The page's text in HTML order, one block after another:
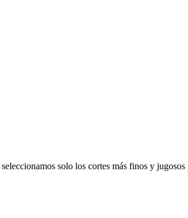
solo los cortes más finos y